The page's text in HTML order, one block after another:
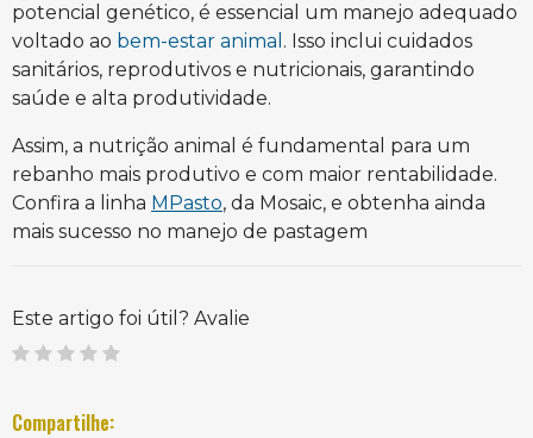
potencial genético, é essencial um manejo adequado
voltado ao bem-estar animal . Isso inclui cuidados
sanitários, reprodutivos e nutricionais, garantindo
saúde e alta produtividade.
Assim, a nutrição animal é fundamental para um
rebanho mais produtivo e com maior rentabilidade.
Confira a linha MPasto, da Mosaic, e obtenha ainda
mais sucesso no manejo de pastagem
Este artigo foi útil? Avalie
Compartilhe: